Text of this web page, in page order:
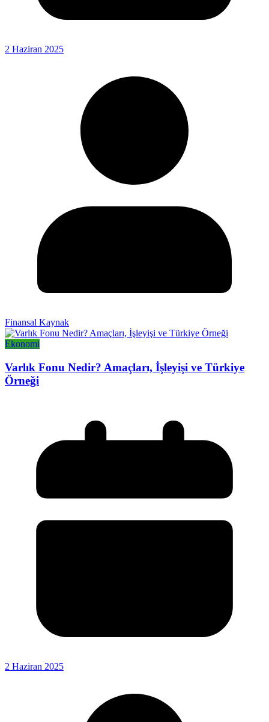
2 Haziran 2025
Finansal Kaynak
Ekonomi
Varlık Fonu Nedir? Amaçları, İşleyişi ve Türkiye
Örneği
2 Haziran 2025